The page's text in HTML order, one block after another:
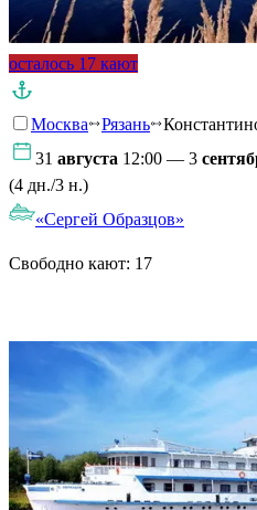
осталось 17 кают
Москва Рязань
31 августа 12:00 — 3
(4 дн./3 н.)
«Сергей Образцов»
Свободно кают: 17